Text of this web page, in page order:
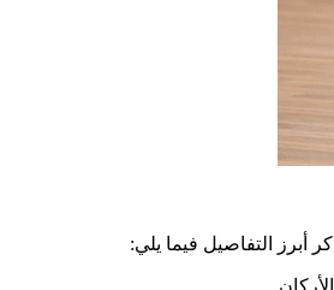
أبرز التفاصيل فيما يلي: